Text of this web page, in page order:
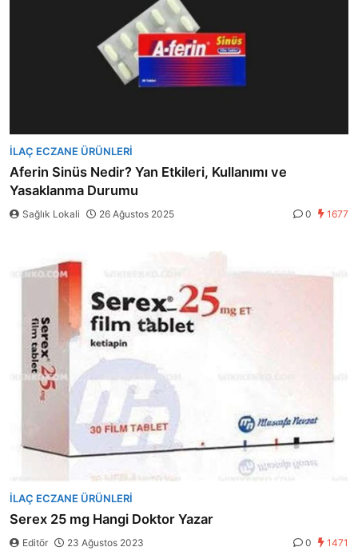
İLAÇ ECZANE ÜRÜNLERI
Aferin Sinüs Nedir? Yan Etkileri, Kullanımı ve
Yasaklanma Durumu
Sağlık Lokali 26 Ağustos 2025 0 1677
İLAÇ ECZANE ÜRÜNLERI
Serex 25 mg Hangi Doktor Yazar
Editör 23 Ağustos 2023 0 1471